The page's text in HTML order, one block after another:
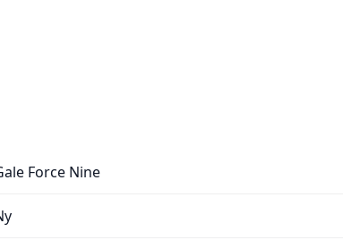
Force Nine